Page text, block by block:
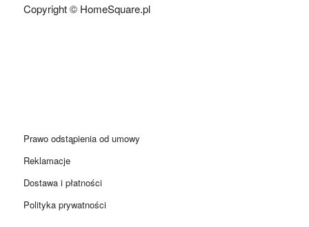
Copyright © HomeSquare.pl
Prawo odstąpienia od umowy
Reklamacje
Dostawa i płatności
Polityka prywatności